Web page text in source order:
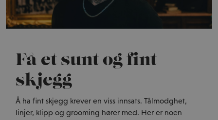
Få et sunt og fint
skjegg
Å ha fint skjegg krever en viss innsats. Tålmodghet,
linjer, klipp og grooming hører med. Her er noen